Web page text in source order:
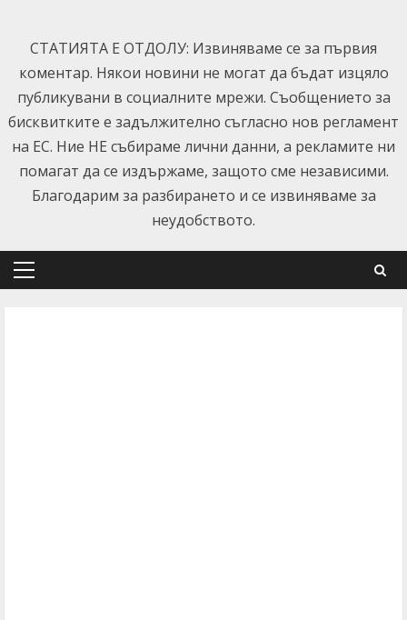
content
СТАТИЯТА Е ОТДОЛУ: Извиняваме се за първия
коментар. Някои новини не могат да бъдат изцяло
публикувани в социалните мрежи. Съобщението за
бисквитките е задължително съгласно нов регламент
на ЕС. Ние НЕ събираме лични данни, а рекламите ни
помагат да се издържаме, защото сме независими.
Благодарим за разбирането и се извиняваме за
неудобството.
Primary